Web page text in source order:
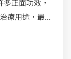
正面功效，
療用途，最...